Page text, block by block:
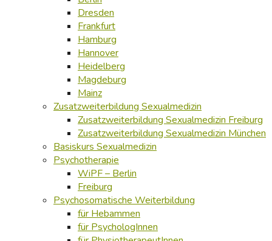
Dresden
Frankfurt
Hamburg
Hannover
Heidelberg
Magdeburg
Mainz
Zusatzweiterbildung Sexualmedizin
Zusatzweiterbildung Sexualmedizin Freiburg
Zusatzweiterbildung Sexualmedizin München
Basiskurs Sexualmedizin
Psychotherapie
WiPF – Berlin
Freiburg
Psychosomatische Weiterbildung
für Hebammen
für PsychologInnen